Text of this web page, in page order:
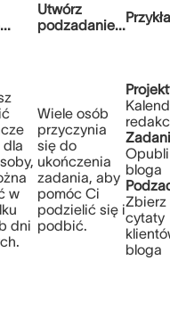
Utwórz
podzadanie...
dla
w
dni
Wiele osób
przyczynia
się do
ukończenia
zadania, aby
pomóc Ci
podzielić się i
podbić.
bloga
Zbierz
cytaty
bloga